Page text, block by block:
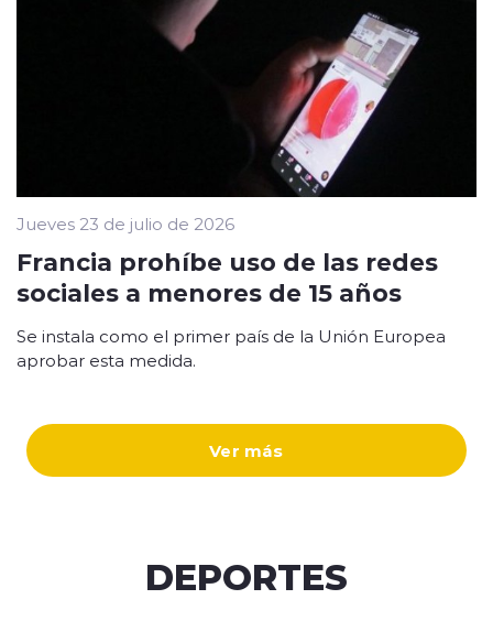
Ver más
Jueves 23 de julio de 2026
Francia prohíbe uso de las redes
sociales a menores de 15 años
Se instala como el primer país de la Unión Europea
aprobar esta medida.
DEPORTES